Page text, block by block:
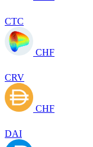
CTC
CHF
CRV
CHF
DAI